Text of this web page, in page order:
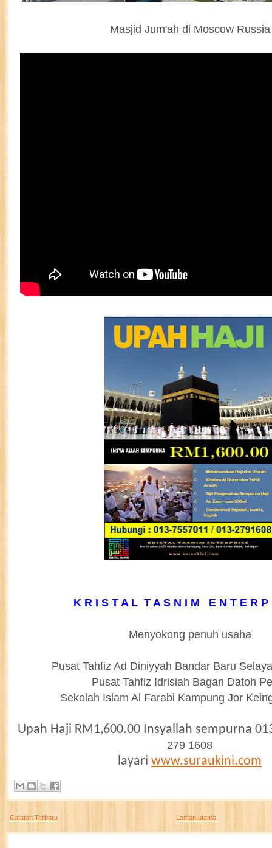
Masjid Jum'ah di Moscow Russia
K R I S T A L T A S N I M E N T E R P
Menyokong penuh usaha
Pusat Tahfiz Ad Diniyyah Bandar Baru
Pusat Tahfiz Idrisiah Bagan Datoh
Sekolah Islam Al Farabi Kampung Jor
Upah Haji RM1,600.00 Insyallah sempurna
279 1608
layari www.suraukini.com
Catatan Terbaru Laman utama